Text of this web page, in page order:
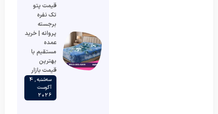
قیمت پتو
تک نفره
برجسته
پروانه | خرید
عمده
مستقیم با
بهترین
قیمت بازار
سه‌شنبه , 4
آگوست
2026